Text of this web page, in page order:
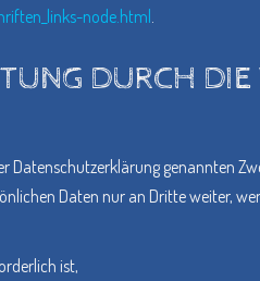
node.html .
DURCH
Datenschutzerklärung genannten
Daten nur an Dritte weiter,
ist,